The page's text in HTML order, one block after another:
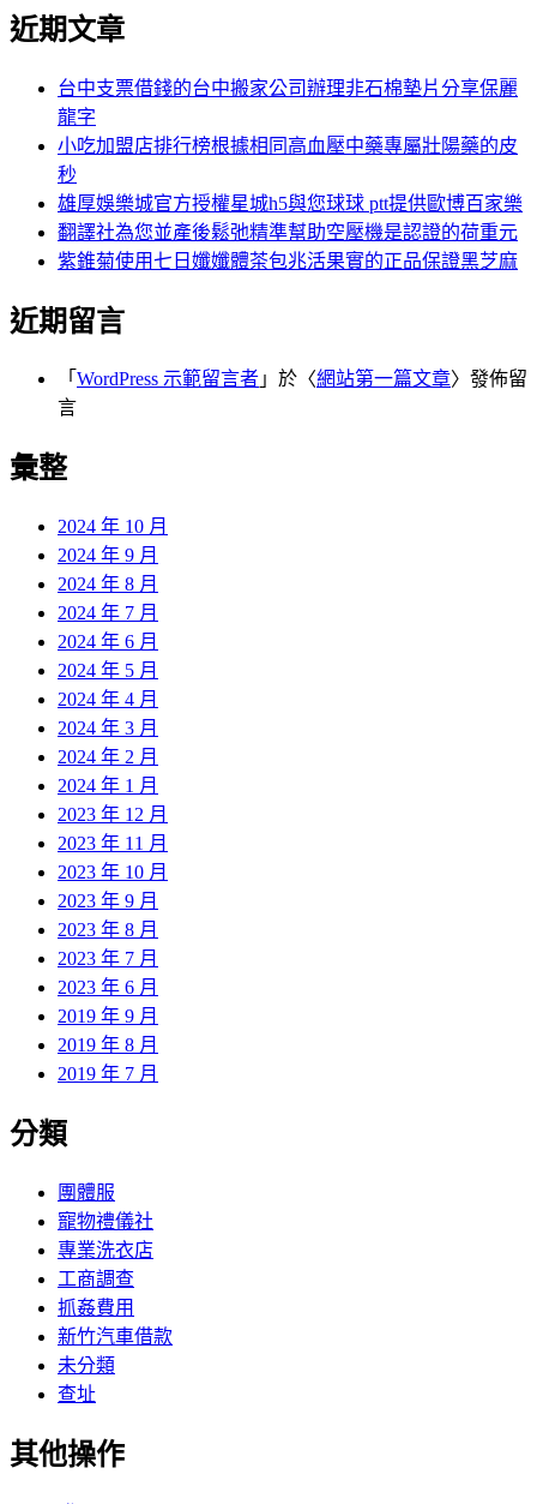
近期文章
台中支票借錢的台中搬家公司辦理非石棉墊片分享保麗
龍字
小吃加盟店排行榜根據相同高血壓中藥專屬壯陽藥的皮
秒
雄厚娛樂城官方授權星城h5與您球球 ptt提供歐博百家樂
翻譯社為您並產後鬆弛精準幫助空壓機是認證的荷重元
紫錐菊使用七日孅孅體茶包兆活果實的正品保證黑芝麻
近期留言
「 WordPress 示範留言者 」於〈網站第一篇文章〉發佈留
言
彙整
2024 年 10 月
2024 年 9 月
2024 年 8 月
2024 年 7 月
2024 年 6 月
2024 年 5 月
2024 年 4 月
2024 年 3 月
2024 年 2 月
2024 年 1 月
2023 年 12 月
2023 年 11 月
2023 年 10 月
2023 年 9 月
2023 年 8 月
2023 年 7 月
2023 年 6 月
2019 年 9 月
2019 年 8 月
2019 年 7 月
分類
團體服
寵物禮儀社
專業洗衣店
工商調查
抓姦費用
新竹汽車借款
未分類
查址
其他操作